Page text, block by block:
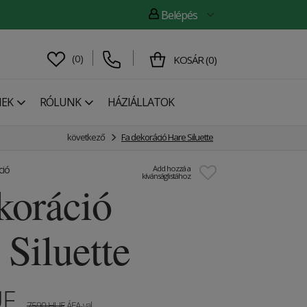
Belépés
(0) KOSÁR(0)
RÓLUNK HÁZIÁLLATOK
következő Fa dekoráció Hare Siluette
Add hozzá a
kívánságlistához